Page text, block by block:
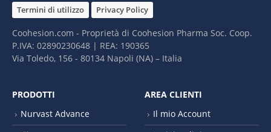
Termini di utilizzo Privacy Policy
Coohesion.com - Proprietà di Coohesion Pharma Soc. Coop.
P.IVA: 02890230648 | REA: 190365
Via Toledo, 156 - 80134 Napoli (NA) – It​alia
PRODOTTI
Nurvast Advance
AREA CLIENTI
Il mio Account